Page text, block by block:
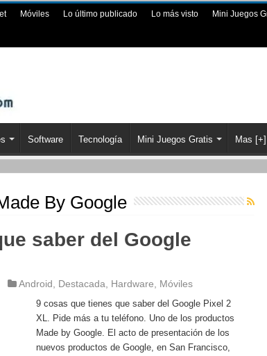
Móviles Lo último publicado Lo más visto Mini Juegos
Software Tecnología Mini Juegos Gratis Mas [+]
By Google
saber del Google
Android Destacada Hardware Móviles
9 cosas que tienes que saber del Google Pixel 2
XL. Pide más a tu teléfono. Uno de los productos
Made by Google. El acto de presentación de los
nuevos productos de Google, en San Francisco,